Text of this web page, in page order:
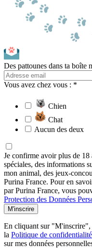
Des pattounes dans ta boîte
Vous avez chez vous : *
Chien
Chat
Aucun des deux
Je confirme avoir plus de 18
spéciales, des informations
mon animal, des jeux-
Purina France. Pour en
par Purina France, vous
Protection des Données
M'inscrire
En cliquant sur "M'inscrire",
la Politique de
sur mes données